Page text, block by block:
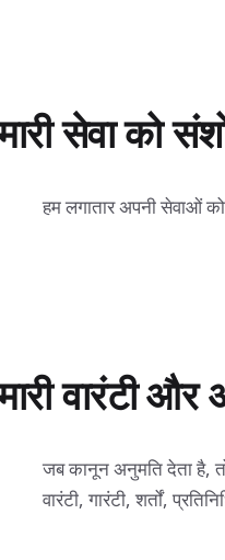
सेवा को
हम लगातार अपनी सेवाओं
वारंटी
जब कानून अनुमति देता है,
वारंटी, गारंटी, शर्तों,